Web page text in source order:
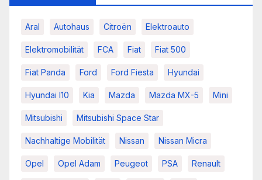
Aral Autohaus Citroën Elektroauto
Elektromobilität FCA Fiat Fiat 500
Fiat Panda Ford Ford Fiesta Hyundai
Hyundai I10 Kia Mazda Mazda MX-5 Mini
Mitsubishi Mitsubishi Space Star
Nachhaltige Mobilität Nissan Nissan Micra
Opel Opel Adam Peugeot PSA Renault